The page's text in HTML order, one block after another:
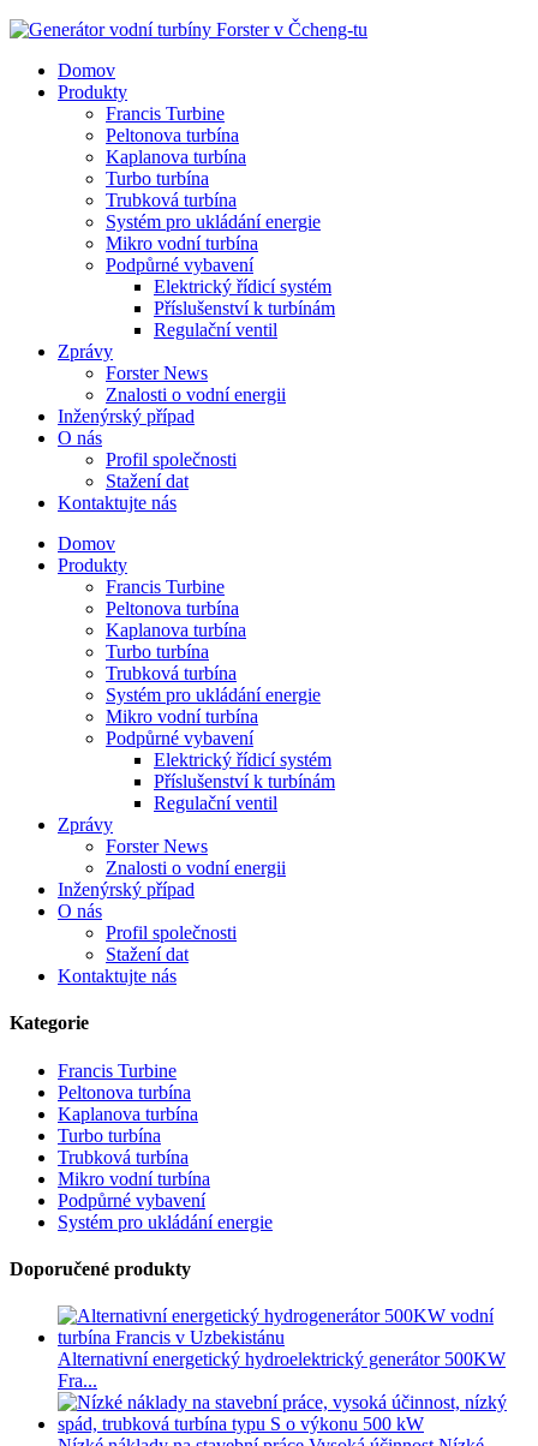
Domov
Produkty
Francis Turbine
Peltonova turbína
Kaplanova turbína
Turbo turbína
Trubková turbína
Systém pro ukládání energie
Mikro vodní turbína
Podpůrné vybavení
Elektrický řídicí systém
Příslušenství k turbínám
Regulační ventil
Zprávy
Forster News
Znalosti o vodní energii
Inženýrský případ
O nás
Profil společnosti
Stažení dat
Kontaktujte nás
Domov
Produkty
Francis Turbine
Peltonova turbína
Kaplanova turbína
Turbo turbína
Trubková turbína
Systém pro ukládání energie
Mikro vodní turbína
Podpůrné vybavení
Elektrický řídicí systém
Příslušenství k turbínám
Regulační ventil
Zprávy
Forster News
Znalosti o vodní energii
Inženýrský případ
O nás
Profil společnosti
Stažení dat
Kontaktujte nás
Kategorie
Francis Turbine
Peltonova turbína
Kaplanova turbína
Turbo turbína
Trubková turbína
Mikro vodní turbína
Podpůrné vybavení
Systém pro ukládání energie
Doporučené produkty
Alternativní energetický hydroelektrický generátor 500KW
Fra...